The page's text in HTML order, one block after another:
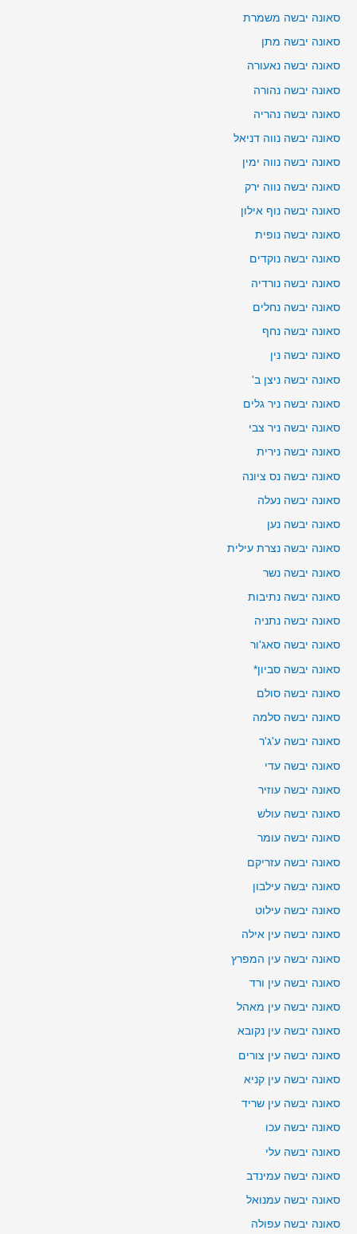
סאונה יבשה משמרת
סאונה יבשה מתן
סאונה יבשה נאעורה
סאונה יבשה נהורה
סאונה יבשה נהריה
סאונה יבשה נווה דניאל
סאונה יבשה נווה ימין
סאונה יבשה נווה ירק
סאונה יבשה נוף אילון
סאונה יבשה נופית
סאונה יבשה נוקדים
סאונה יבשה נורדיה
סאונה יבשה נחלים
סאונה יבשה נחף
סאונה יבשה נין
סאונה יבשה ניצן ב'
סאונה יבשה ניר גלים
סאונה יבשה ניר צבי
סאונה יבשה נירית
סאונה יבשה נס ציונה
סאונה יבשה נעלה
סאונה יבשה נען
סאונה יבשה נצרת עילית
סאונה יבשה נשר
סאונה יבשה נתיבות
סאונה יבשה נתניה
סאונה יבשה סאג'ור
סאונה יבשה סביון*
סאונה יבשה סולם
סאונה יבשה סלמה
סאונה יבשה ע'ג'ר
סאונה יבשה עדי
סאונה יבשה עוזיר
סאונה יבשה עולש
סאונה יבשה עומר
סאונה יבשה עזריקם
סאונה יבשה עילבון
סאונה יבשה עילוט
סאונה יבשה עין אילה
סאונה יבשה עין המפרץ
סאונה יבשה עין ורד
סאונה יבשה עין מאהל
סאונה יבשה עין נקובא
סאונה יבשה עין צורים
סאונה יבשה עין קניא
סאונה יבשה עין שריד
סאונה יבשה עכו
סאונה יבשה עלי
סאונה יבשה עמינדב
סאונה יבשה עמנואל
סאונה יבשה עפולה